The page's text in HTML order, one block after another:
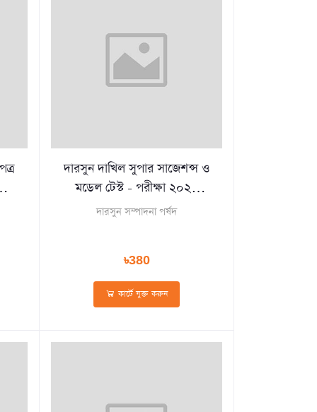
দারসুন দাখিল সুপার সাজেশন্স ও
মডেল টেস্ট - পরীক্ষা ২০২৬
(পেপারব্যাক)
দারসুন সম্পাদনা পর্ষদ
৳380
কার্টে যুক্ত করুন